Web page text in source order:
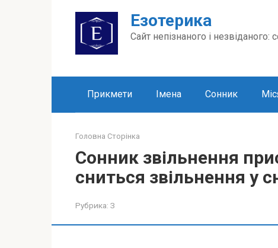
Езотерика
Сайт непізнаного і
Прикмети Імена Сонник
Головна Сторінка
Сонник звільнення
сниться звільнення у
Рубрика: З